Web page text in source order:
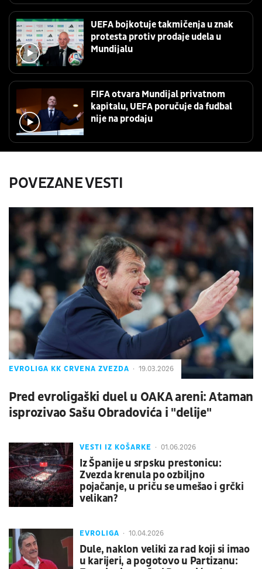
UEFA bojkotuje takmičenja u znak
protesta protiv prodaje udela u
Mundijalu
FIFA otvara Mundijal privatnom
kapitalu, UEFA poručuje da fudbal
nije na prodaju
POVEZANE VESTI
EVROLIGA KK CRVENA ZVEZDA 19.03.2026
Pred evroligaški duel u OAKA areni: Ataman
isprozivao Sašu Obradovića i "delije"
VESTI IZ KOŠARKE 01.06.2026
Iz Španije u srpsku prestonicu:
Zvezda krenula po ozbiljno
pojačanje, u priču se umešao i grčki
velikan?
EVROLIGA 10.04.2026
Dule, naklon veliki za rad koji si imao
u karijeri, a pogotovo u Partizanu: